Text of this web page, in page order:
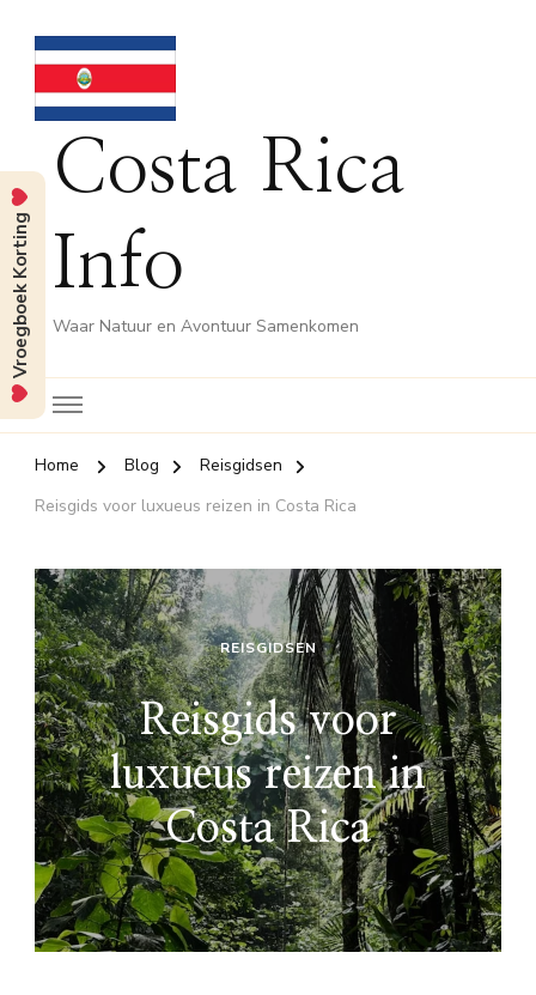
Costa Rica
Info
Waar Natuur en Avontuur Samenkomen
Home Blog
Reisgidsen
Reisgids voor luxueus reizen in Costa Rica
REISGIDSEN
Reisgids voor
luxueus reizen in
Costa Rica
Vroegboek Korting